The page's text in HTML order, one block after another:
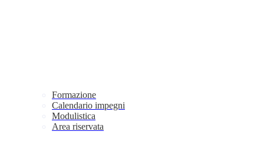
Formazione
Calendario impegni
Modulistica
Area riservata